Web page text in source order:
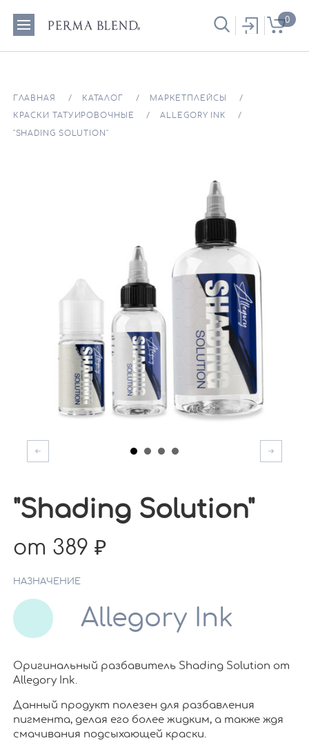
0
ГЛАВНАЯ КАТАЛОГ МАРКЕТПЛЕЙСЫ
КРАСКИ ТАТУИРОВОЧНЫЕ ALLEGORY INK
"SHADING SOLUTION"
"Shading Solution"
от 389
НАЗНАЧЕНИЕ
Allegory Ink
Оригинальный разбавитель Shading Solution от
Allegory Ink.
Данный продукт полезен для разбавления
пигмента, делая его более жидким, а также ждя
смачивания подсыхающей краски.